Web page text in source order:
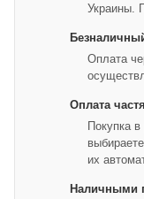
Украины.
Оплата
Оплата
Покупка в
их
Наличными